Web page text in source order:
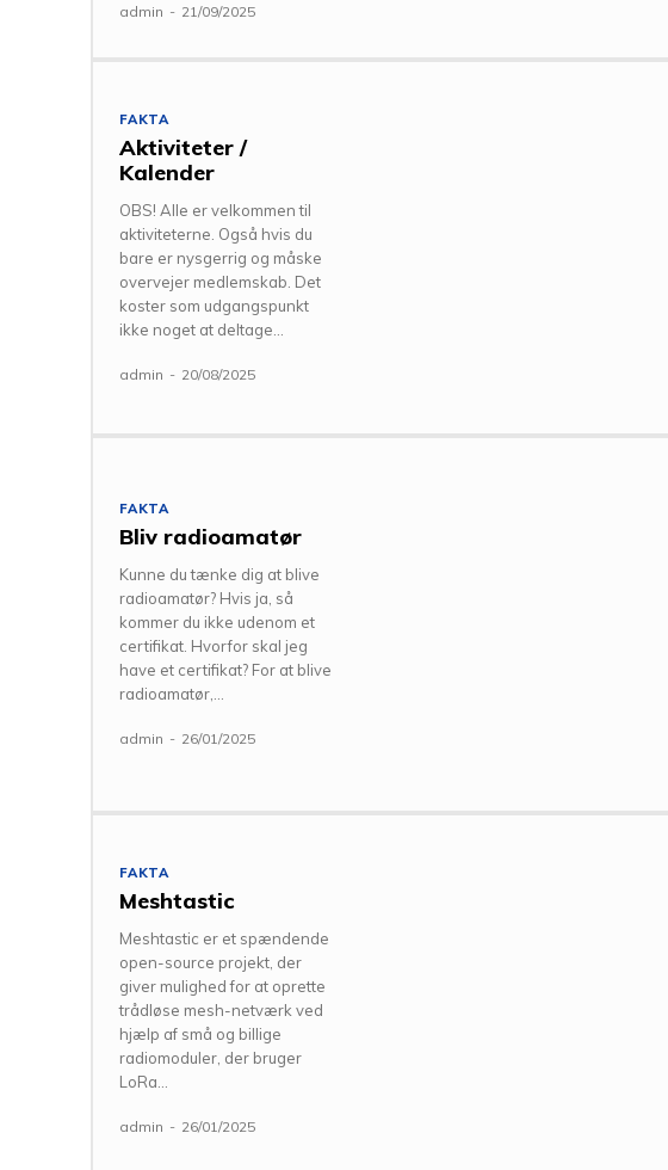
admin - 21/09/2025
FAKTA
Aktiviteter /
Kalender
OBS! Alle er velkommen til
aktiviteterne. Også hvis du
bare er nysgerrig og måske
overvejer medlemskab. Det
koster som udgangspunkt
ikke noget at deltage...
admin - 20/08/2025
FAKTA
Bliv radioamatør
Kunne du tænke dig at blive
radioamatør? Hvis ja, så
kommer du ikke udenom et
certifikat. Hvorfor skal jeg
have et certifikat? For at blive
radioamatør,...
admin - 26/01/2025
FAKTA
Meshtastic
Meshtastic er et spændende
open-source projekt, der
giver mulighed for at oprette
trådløse mesh-netværk ved
hjælp af små og billige
radiomoduler, der bruger
LoRa...
admin - 26/01/2025